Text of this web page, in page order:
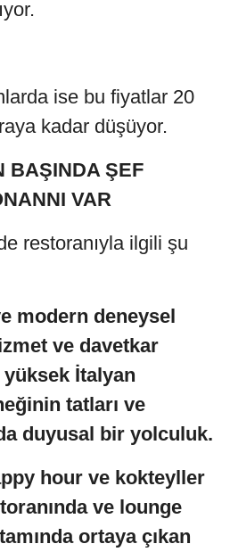
ise bu fiyatlar 20
kadar düşüyor.
BAŞINDA ŞEF
VAR
restoranıyla ilgili şu
modern deneysel
ve davetkar
İtalyan
tatları ve
duyusal bir yolculuk.
hour ve kokteyller
ve lounge
ortaya çıkan